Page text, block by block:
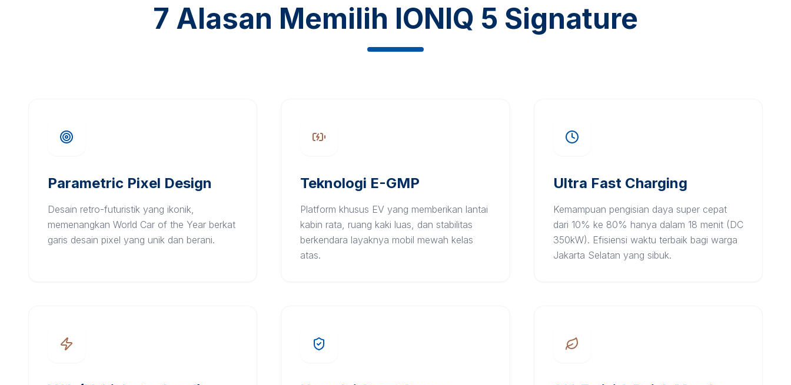
7 Alasan Memilih IONIQ 5 Signature
Parametric Pixel Design
Desain retro-futuristik yang ikonik,
memenangkan World Car of the Year berkat
garis desain pixel yang unik dan berani.
Teknologi E-GMP
Platform khusus EV yang memberikan lantai
kabin rata, ruang kaki luas, dan stabilitas
berkendara layaknya mobil mewah kelas
atas.
Ultra Fast Charging
Kemampuan pengisian daya super cepat
dari 10% ke 80% hanya dalam 18 menit (DC
350kW). Efisiensi waktu terbaik bagi warga
Jakarta Selatan yang sibuk.